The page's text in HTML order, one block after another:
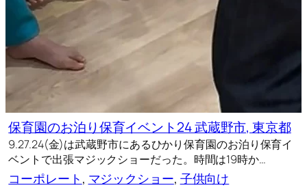
保育園のお泊り保育イベント24 武蔵野市, 東京都
9.27.24(金)は武蔵野市にあるひかり保育園のお泊り保育イ
ベントで出張マジックショーだった。時間は19時か…
コーポレート, マジックショー, 子供向け